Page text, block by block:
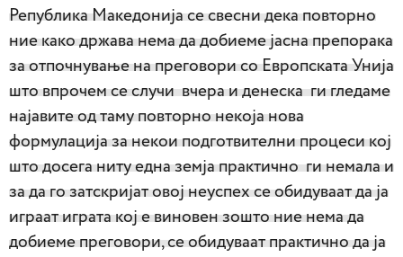
Република Македонија се свесни дека повторно
ние како држава нема да добиеме јасна препорака
за отпочнување на преговори со Европската Унија
што впрочем се случи вчера и денеска ги гледаме
најавите од таму повторно некоја нова
формулација за некои подготвителни процеси кој
што досега ниту една земја практично ги немала и
за да го затскријат овој неуспех се обидуваат да ја
играат играта кој е виновен зошто ние нема да
добиеме преговори, се обидуваат практично да ја